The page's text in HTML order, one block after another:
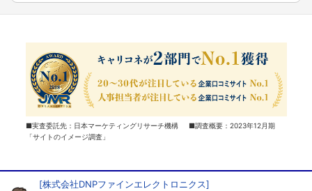
■実査委託先：日本マーケティングリサーチ機構 ■調査概要：2023年12月期
「サイトのイメージ調査」
[株式会社DNPファインエレクトロニクス]